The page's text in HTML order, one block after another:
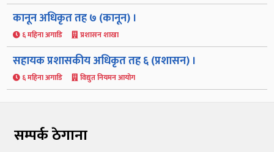
कानून अधिकृत तह ७ (कानून) ।
६ महिना अगाडि प्रशासन शाखा
सहायक प्रशासकीय अधिकृत तह ६ (प्रशासन) ।
६ महिना अगाडि विद्युत नियमन आयोग
सम्पर्क ठेगाना